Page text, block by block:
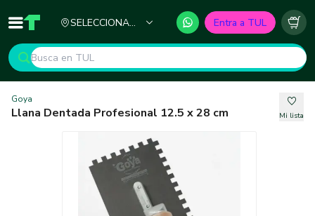
Inicio TUL - Tu Marketplace de Construcción
SELECCIONA
Entra a TUL
Goya
Llana Dentada Profesional 12.5 x 28 cm Mi lista